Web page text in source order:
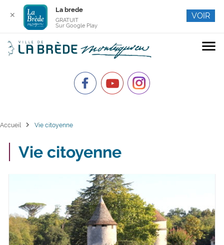
menu
Accueil chevron_right Vie citoyenne
Vie citoyenne
✕
La brede
GRATUIT
Sur Google Play
VOIR